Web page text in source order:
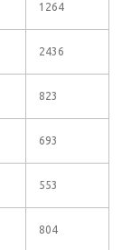
1264
2436
823
693
553
804